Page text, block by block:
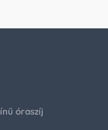
óraszíj